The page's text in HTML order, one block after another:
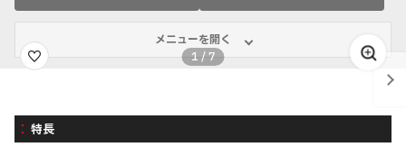
メニューを開く
1 /7
特長